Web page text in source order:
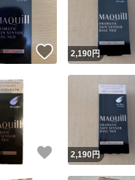
いいね！
2,190円
いいね！
2,190円